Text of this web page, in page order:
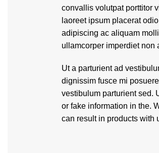
convallis volutpat porttitor
laoreet ipsum placerat
adipiscing ac aliquam
ullamcorper imperdiet non
Ut a parturient ad
dignissim fusce mi
vestibulum parturient sed.
or fake information in the.
can result in products with